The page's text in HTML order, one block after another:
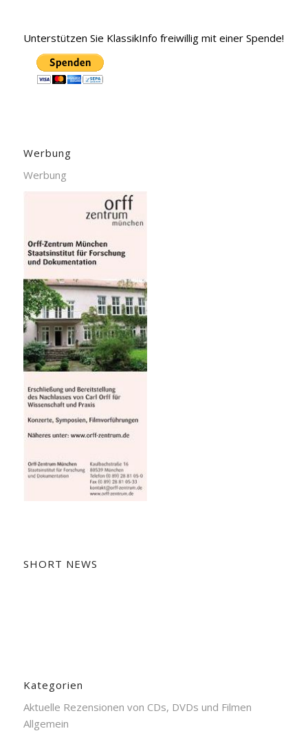
Unterstützen Sie KlassikInfo freiwillig mit einer Spende!
Werbung
Werbung
SHORT NEWS
Kategorien
Aktuelle Rezensionen von CDs, DVDs und Filmen
Allgemein